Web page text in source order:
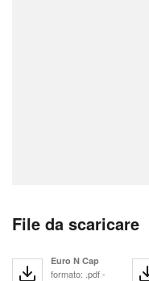
File da scaricare
Euro N Cap
formato: .pdf -